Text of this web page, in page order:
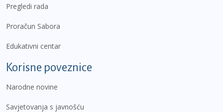
Pregledi rada
Proračun Sabora
Edukativni centar
Korisne poveznice
Narodne novine
Savjetovanja s javnošću